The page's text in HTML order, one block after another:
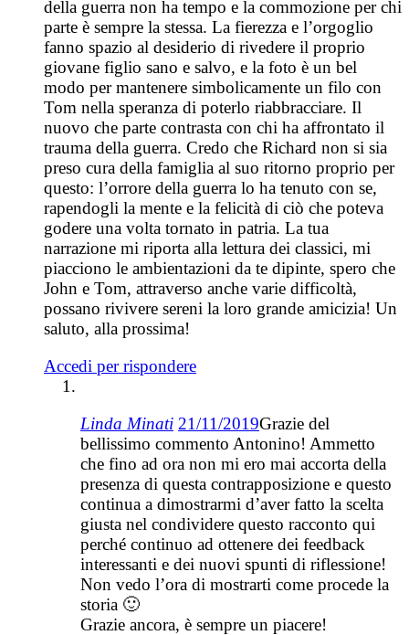
della guerra non ha tempo e la commozione per chi
parte è sempre la stessa. La fierezza e l’orgoglio
fanno spazio al desiderio di rivedere il proprio
giovane figlio sano e salvo, e la foto è un bel
modo per mantenere simbolicamente un filo con
Tom nella speranza di poterlo riabbracciare. Il
nuovo che parte contrasta con chi ha affrontato il
trauma della guerra. Credo che Richard non si sia
preso cura della famiglia al suo ritorno proprio per
questo: l’orrore della guerra lo ha tenuto con se,
rapendogli la mente e la felicità di ciò che poteva
godere una volta tornato in patria. La tua
narrazione mi riporta alla lettura dei classici, mi
piacciono le ambientazioni da te dipinte, spero che
John e Tom, attraverso anche varie difficoltà,
possano rivivere sereni la loro grande amicizia! Un
saluto, alla prossima!
Accedi per rispondere
Linda Minati 21/11/2019Grazie del
bellissimo commento Antonino! Ammetto
che fino ad ora non mi ero mai accorta della
presenza di questa contrapposizione e questo
continua a dimostrarmi d’aver fatto la scelta
giusta nel condividere questo racconto qui
perché continuo ad ottenere dei feedback
interessanti e dei nuovi spunti di riflessione!
Non vedo l’ora di mostrarti come procede la
storia 🙂
Grazie ancora, è sempre un piacere!